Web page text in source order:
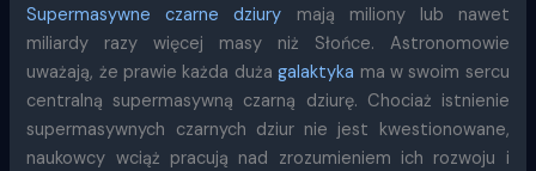
Supermasywne czarne dziury mają miliony lub nawet
miliardy razy więcej masy niż Słońce. Astronomowie
uważają, że prawie każda dużagalaktyka ma w swoim sercu
centralną supermasywną czarną dziurę. Chociaż istnienie
supermasywnych czarnych dziur nie jest kwestionowane,
naukowcy wciąż pracują nad zrozumieniem ich rozwoju i